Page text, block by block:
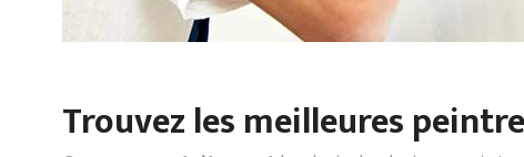
Trouvez les meilleures